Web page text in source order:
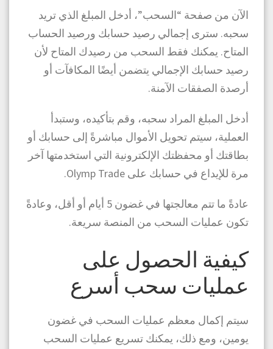
الآن من صفحة “السحب”، أدخل المبلغ الذي تريد
سحبه. سترى إجمالي رصيد حسابك ورصيد الحساب
المتاح. يمكنك فقط السحب من رصيدك المتاح لأن
رصيد حسابك الإجمالي يتضمن أيضًا المكافآت أو
أرصدة الصفقات الآمنة.
أدخل المبلغ المراد سحبه، وقم بتأكيده، وستبدأ
العملية، سيتم تحويل الأموال مباشرةً إلى حسابك أو
بطاقتك أو محفظتك الإلكترونية التي استخدمتها آخر
مرة للإيداع في حسابك على Olymp Trade.
عادةً ما تتم معالجتها في غضون 5 أيام أو أقل، وعادةً
تكون عمليات السحب من المنصة سريعة.
كيفية الحصول على
عمليات سحب أسرع
سيتم إكمال معظم عمليات السحب في غضون
يومين، ومع ذلك، يمكنك تسريع عمليات السحب